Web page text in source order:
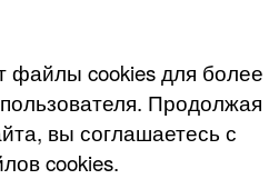
файлы cookies для более
Продолжая
вы соглашаетесь с
cookies.